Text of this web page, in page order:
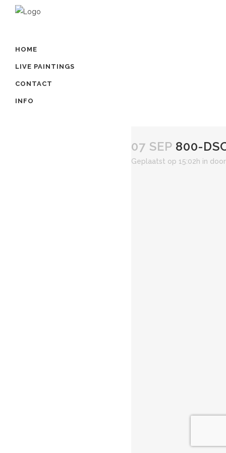
HOME
LIVE PAINTINGS
CONTACT
INFO
07 SEP 800-
Geplaatst op 15:02h in